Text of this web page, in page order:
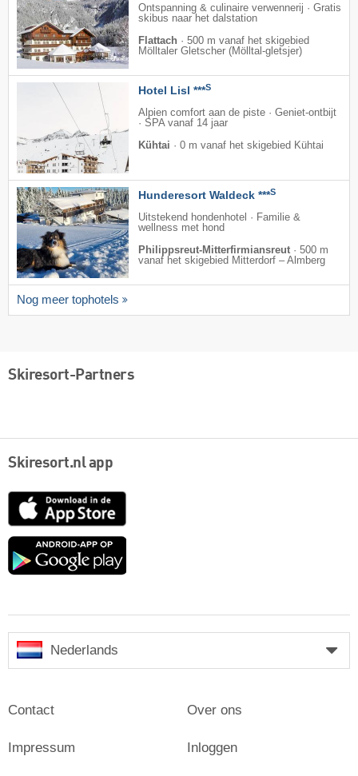
Ontspanning & culinaire verwennerij · Gratis
skibus naar het dalstation
Flattach · 500 m vanaf het skigebied
Mölltaler Gletscher (Mölltal-gletsjer)
Hotel Lisl ***S
Alpien comfort aan de piste · Geniet-ontbijt
· SPA vanaf 14 jaar
Kühtai · 0 m vanaf het skigebied Kühtai
Hunderesort Waldeck ***S
Uitstekend hondenhotel · Familie &
wellness met hond
Philippsreut-Mitterfirmiansreut · 500 m
vanaf het skigebied Mitterdorf – Almberg
Nog meer tophotels
Skiresort-Partners
Skiresort.nl app
App
Google
Nederlands
Contact
Impressum
Over ons
Inloggen